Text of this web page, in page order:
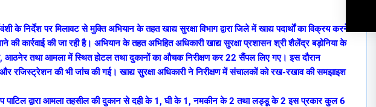
के निर्देश पर मिलावट से मुक्ति अभियान के तहत खाद्य सुरक्षा विभाग द्वारा जिले में खाद्य पदार्थों का विक्रय करने
की कार्रवाई की जा रही है। अभियान के तहत अभिहित अधिकारी खाद्य सुरक्षा प्रशासन श्री शैलेंद्र बड़ोनिया के
आठनेर तथा आमला में स्थित होटल तथा दुकानों का औचक निरीक्षण कर 22 सैंपल लिए गए। इस दौरान
रजिस्ट्रेशन की भी जांच की गई। खाद्य सुरक्षा अधिकारी ने निरीक्षण में संचालकों को रख-रखाव की समझाइश
पाटिल द्वारा आमला तहसील की दुकान से दही के 1, घी के 1, नमकीन के 2 तथा लड्डू के 2 इस प्रकार कुल 6